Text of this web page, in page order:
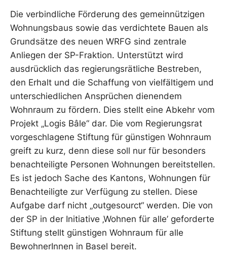
Die verbindliche Förderung des gemeinnützigen
Wohnungsbaus sowie das verdichtete Bauen als
Grundsätze des neuen WRFG sind zentrale
Anliegen der SP-Fraktion. Unterstützt wird
ausdrücklich das regierungsrätliche Bestreben,
den Erhalt und die Schaffung von vielfältigem und
unterschiedlichen Ansprüchen dienendem
Wohnraum zu fördern. Dies stellt eine Abkehr vom
Projekt „Logis Bâle“ dar. Die vom Regierungsrat
vorgeschlagene Stiftung für günstigen Wohnraum
greift zu kurz, denn diese soll nur für besonders
benachteiligte Personen Wohnungen bereitstellen.
Es ist jedoch Sache des Kantons, Wohnungen für
Benachteiligte zur Verfügung zu stellen. Diese
Aufgabe darf nicht „outgesourct“ werden. Die von
der SP in der Initiative ‚Wohnen für alle’ geforderte
Stiftung stellt günstigen Wohnraum für alle
BewohnerInnen in Basel bereit.